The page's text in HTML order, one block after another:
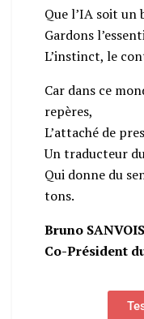
Que l’IA soit un
Gardons
L’instinct, le
Car dans ce
repères,
L’attaché de
Un traducteur
Qui donne du
tons.
Bruno
Co-Président